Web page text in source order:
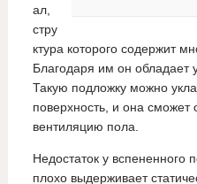
ал,
стру
ктура которого содержит
Благодаря им он обладает
Такую подложку можно
поверхность, и она сможет
вентиляцию пола.
Недостаток у
плохо выдерживает